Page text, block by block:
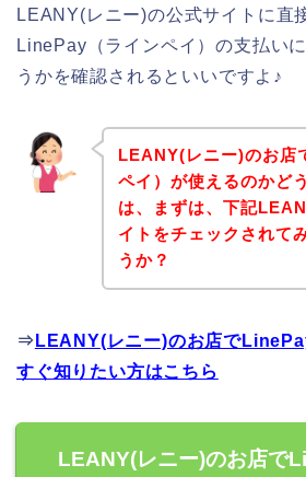
LEANY(レニー)の公式サイトに直
LinePay（ラインペイ）の支払い
うかを確認されるといいですよ♪
LEANY(レニー)のお店
ペイ）が使えるのかど
は、まずは、下記
イトをチェックされて
うか？
⇒ LEANY(レニー)のお店で
すぐ知りたい方はこちら
LEANY(レニー)のお店で